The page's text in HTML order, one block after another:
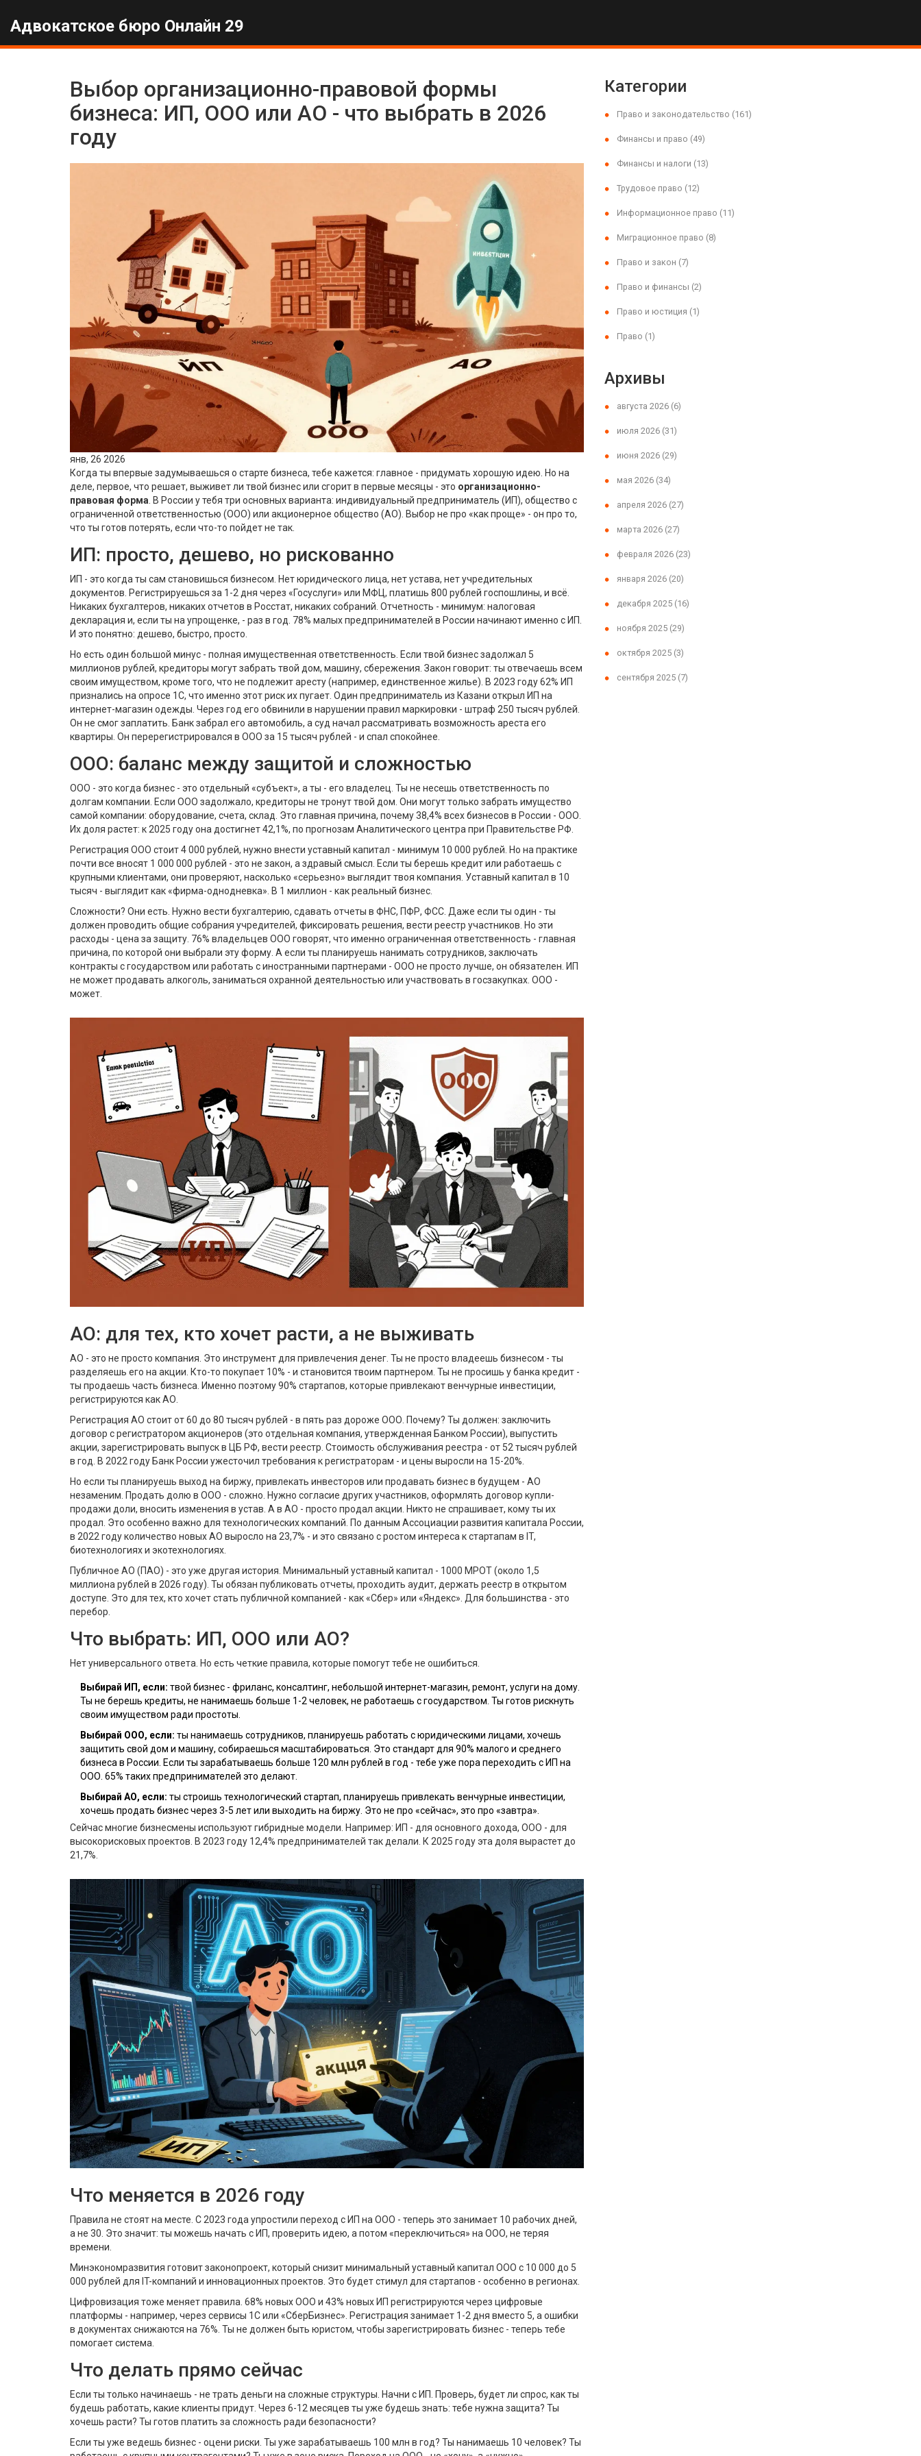
Адвокатское бюро Онлайн 29
Выбор организационно-правовой формы
бизнеса: ИП, ООО или АО - что выбрать в 2026
году
янв, 26 2026
Когда ты впервые задумываешься о старте бизнеса, тебе кажется: главное - придумать хорошую идею. Но на
деле, первое, что решает, выживет ли твой бизнес или сгорит в первые месяцы - это организационно-
правовая форма . В России у тебя три основных варианта: индивидуальный предприниматель (ИП), общество с
ограниченной ответственностью (ООО) или акционерное общество (АО). Выбор не про «как проще» - он про то,
что ты готов потерять, если что-то пойдет не так.
ИП: просто, дешево, но рискованно
ИП - это когда ты сам становишься бизнесом. Нет юридического лица, нет устава, нет учредительных
документов. Регистрируешься за 1-2 дня через «Госуслуги» или МФЦ, платишь 800 рублей госпошлины, и всё.
Никаких бухгалтеров, никаких отчетов в Росстат, никаких собраний. Отчетность - минимум: налоговая
декларация и, если ты на упрощенке, - раз в год. 78% малых предпринимателей в России начинают именно с ИП.
И это понятно: дешево, быстро, просто.
Но есть один большой минус - полная имущественная ответственность. Если твой бизнес задолжал 5
миллионов рублей, кредиторы могут забрать твой дом, машину, сбережения. Закон говорит: ты отвечаешь всем
своим имуществом, кроме того, что не подлежит аресту (например, единственное жилье). В 2023 году 62% ИП
признались на опросе 1С, что именно этот риск их пугает. Один предприниматель из Казани открыл ИП на
интернет-магазин одежды. Через год его обвинили в нарушении правил маркировки - штраф 250 тысяч рублей.
Он не смог заплатить. Банк забрал его автомобиль, а суд начал рассматривать возможность ареста его
квартиры. Он перерегистрировался в ООО за 15 тысяч рублей - и спал спокойнее.
ООО: баланс между защитой и сложностью
ООО - это когда бизнес - это отдельный «субъект», а ты - его владелец. Ты не несешь ответственность по
долгам компании. Если ООО задолжало, кредиторы не тронут твой дом. Они могут только забрать имущество
самой компании: оборудование, счета, склад. Это главная причина, почему 38,4% всех бизнесов в России - ООО.
Их доля растет: к 2025 году она достигнет 42,1%, по прогнозам Аналитического центра при Правительстве РФ.
Регистрация ООО стоит 4 000 рублей, нужно внести уставный капитал - минимум 10 000 рублей. Но на практике
почти все вносят 1 000 000 рублей - это не закон, а здравый смысл. Если ты берешь кредит или работаешь с
крупными клиентами, они проверяют, насколько «серьезно» выглядит твоя компания. Уставный капитал в 10
тысяч - выглядит как «фирма-однодневка». В 1 миллион - как реальный бизнес.
Сложности? Они есть. Нужно вести бухгалтерию, сдавать отчеты в ФНС, ПФР, ФСС. Даже если ты один - ты
должен проводить общие собрания учредителей, фиксировать решения, вести реестр участников. Но эти
расходы - цена за защиту. 76% владельцев ООО говорят, что именно ограниченная ответственность - главная
причина, по которой они выбрали эту форму. А если ты планируешь нанимать сотрудников, заключать
контракты с государством или работать с иностранными партнерами - ООО не просто лучше, он обязателен. ИП
не может продавать алкоголь, заниматься охранной деятельностью или участвовать в госзакупках. ООО -
может.
АО: для тех, кто хочет расти, а не выживать
АО - это не просто компания. Это инструмент для привлечения денег. Ты не просто владеешь бизнесом - ты
разделяешь его на акции. Кто-то покупает 10% - и становится твоим партнером. Ты не просишь у банка кредит -
ты продаешь часть бизнеса. Именно поэтому 90% стартапов, которые привлекают венчурные инвестиции,
регистрируются как АО.
Регистрация АО стоит от 60 до 80 тысяч рублей - в пять раз дороже ООО. Почему? Ты должен: заключить
договор с регистратором акционеров (это отдельная компания, утвержденная Банком России), выпустить
акции, зарегистрировать выпуск в ЦБ РФ, вести реестр. Стоимость обслуживания реестра - от 52 тысяч рублей
в год. В 2022 году Банк России ужесточил требования к регистраторам - и цены выросли на 15-20%.
Но если ты планируешь выход на биржу, привлекать инвесторов или продавать бизнес в будущем - АО
незаменим. Продать долю в ООО - сложно. Нужно согласие других участников, оформлять договор купли-
продажи доли, вносить изменения в устав. А в АО - просто продал акции. Никто не спрашивает, кому ты их
продал. Это особенно важно для технологических компаний. По данным Ассоциации развития капитала России,
в 2022 году количество новых АО выросло на 23,7% - и это связано с ростом интереса к стартапам в IT,
биотехнологиях и экотехнологиях.
Публичное АО (ПАО) - это уже другая история. Минимальный уставный капитал - 1000 МРОТ (около 1,5
миллиона рублей в 2026 году). Ты обязан публиковать отчеты, проходить аудит, держать реестр в открытом
доступе. Это для тех, кто хочет стать публичной компанией - как «Сбер» или «Яндекс». Для большинства - это
перебор.
Что выбрать: ИП, ООО или АО?
Нет универсального ответа. Но есть четкие правила, которые помогут тебе не ошибиться.
Выбирай ИП, если: твой бизнес - фриланс, консалтинг, небольшой интернет-магазин, ремонт, услуги на дому.
Ты не берешь кредиты, не нанимаешь больше 1-2 человек, не работаешь с государством. Ты готов рискнуть
своим имуществом ради простоты.
Выбирай ООО, если: ты нанимаешь сотрудников, планируешь работать с юридическими лицами, хочешь
защитить свой дом и машину, собираешься масштабироваться. Это стандарт для 90% малого и среднего
бизнеса в России. Если ты зарабатываешь больше 120 млн рублей в год - тебе уже пора переходить с ИП на
ООО. 65% таких предпринимателей это делают.
Выбирай АО, если: ты строишь технологический стартап, планируешь привлекать венчурные инвестиции,
хочешь продать бизнес через 3-5 лет или выходить на биржу. Это не про «сейчас», это про «завтра».
Сейчас многие бизнесмены используют гибридные модели. Например: ИП - для основного дохода, ООО - для
высокорисковых проектов. В 2023 году 12,4% предпринимателей так делали. К 2025 году эта доля вырастет до
21,7%.
Что меняется в 2026 году
Правила не стоят на месте. С 2023 года упростили переход с ИП на ООО - теперь это занимает 10 рабочих дней,
а не 30. Это значит: ты можешь начать с ИП, проверить идею, а потом «переключиться» на ООО, не теряя
времени.
Минэкономразвития готовит законопроект, который снизит минимальный уставный капитал ООО с 10 000 до 5
000 рублей для IT-компаний и инновационных проектов. Это будет стимул для стартапов - особенно в регионах.
Цифровизация тоже меняет правила. 68% новых ООО и 43% новых ИП регистрируются через цифровые
платформы - например, через сервисы 1С или «СберБизнес». Регистрация занимает 1-2 дня вместо 5, а ошибки
в документах снижаются на 76%. Ты не должен быть юристом, чтобы зарегистрировать бизнес - теперь тебе
помогает система.
Что делать прямо сейчас
Если ты только начинаешь - не трать деньги на сложные структуры. Начни с ИП. Проверь, будет ли спрос, как ты
будешь работать, какие клиенты придут. Через 6-12 месяцев ты уже будешь знать: тебе нужна защита? Ты
хочешь расти? Ты готов платить за сложность ради безопасности?
Если ты уже ведешь бизнес - оцени риски. Ты уже зарабатываешь 100 млн в год? Ты нанимаешь 10 человек? Ты
Категории
Право и законодательство (161)
Финансы и право (49)
Финансы и налоги (13)
Трудовое право (12)
Информационное право (11)
Миграционное право (8)
Право и закон (7)
Право и финансы (2)
Право и юстиция (1)
Право (1)
Архивы
августа 2026 (6)
июля 2026 (31)
июня 2026 (29)
мая 2026 (34)
апреля 2026 (27)
марта 2026 (27)
февраля 2026 (23)
января 2026 (20)
декабря 2025 (16)
ноября 2025 (29)
октября 2025 (3)
сентября 2025 (7)